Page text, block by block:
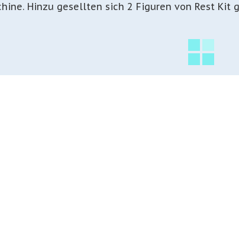
Hinzu gesellten sich 2 Figuren von Rest Kit